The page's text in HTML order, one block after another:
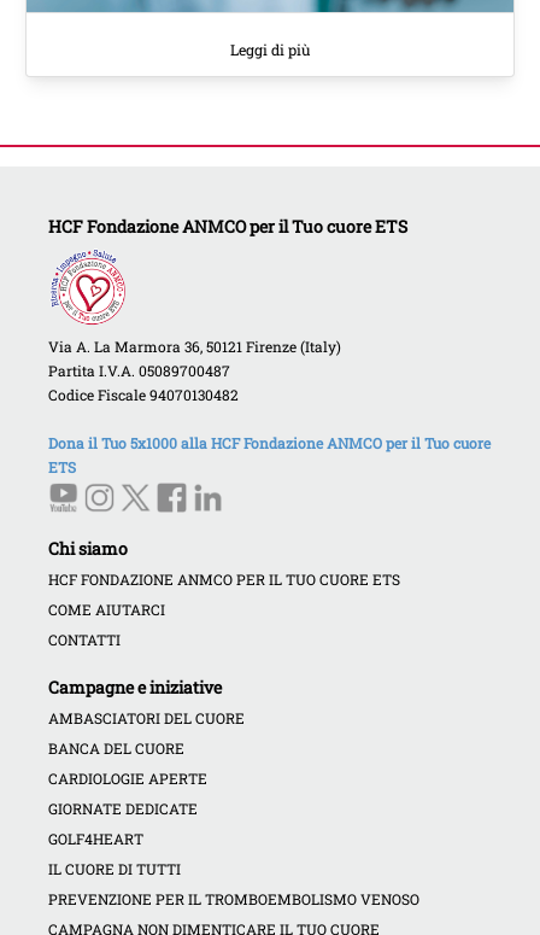
Leggi di più
HCF Fondazione ANMCO per il Tuo cuore ETS
Via A. La Marmora 36, 50121 Firenze (Italy)
Partita I.V.A. 05089700487
Codice Fiscale 94070130482
Dona il Tuo 5x1000 alla HCF Fondazione ANMCO per il Tuo cuore
ETS
Chi siamo
HCF FONDAZIONE ANMCO PER IL TUO CUORE ETS
COME AIUTARCI
CONTATTI
Campagne e iniziative
AMBASCIATORI DEL CUORE
BANCA DEL CUORE
CARDIOLOGIE APERTE
GIORNATE DEDICATE
GOLF4HEART
IL CUORE DI TUTTI
PREVENZIONE PER IL TROMBOEMBOLISMO VENOSO
CAMPAGNA NON DIMENTICARE IL TUO CUORE